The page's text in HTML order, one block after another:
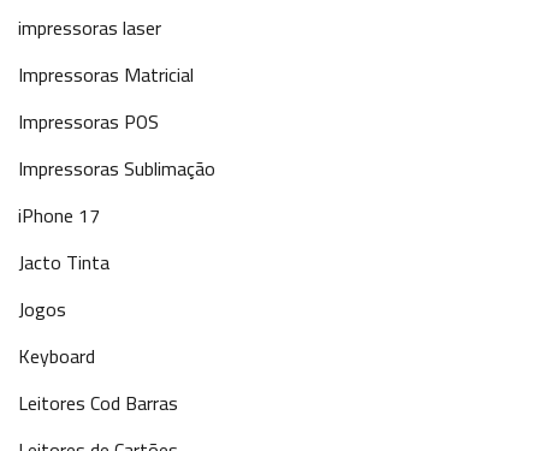
impressoras laser
Impressoras Matricial
Impressoras POS
Impressoras Sublimação
iPhone 17
Jacto Tinta
Jogos
Keyboard
Leitores Cod Barras